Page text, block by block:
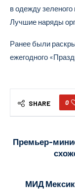
в одежду
Лучшие наряды
Ранее были
ежегодного
SHARE 0
Премьер-
МИД